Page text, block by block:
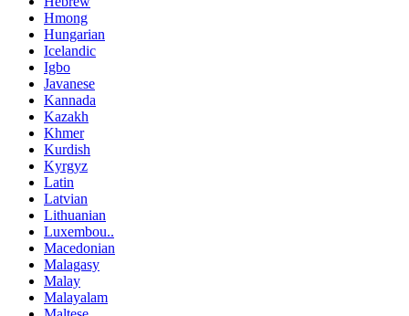
Hmong
Hungarian
Icelandic
Igbo
Javanese
Kannada
Kazakh
Khmer
Kurdish
Kyrgyz
Latin
Latvian
Lithuanian
Luxembou..
Macedonian
Malagasy
Malay
Malayalam